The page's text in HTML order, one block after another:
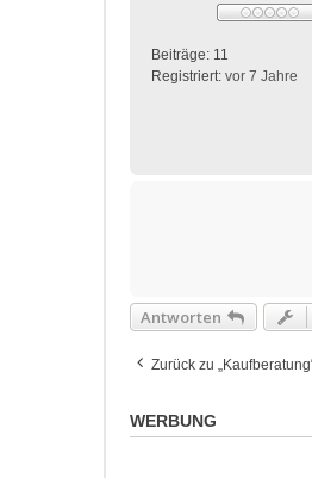
Beiträge: 11
Registriert: vor 7 Jahre
Antworten
Zurück zu
WERBUNG